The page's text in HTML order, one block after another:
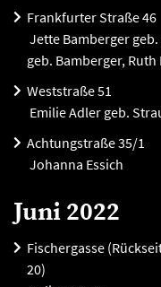
Frankfurter Straße 46
Jette Bamberger
geb. Bamberger,
Weststraße 51
Emilie Adler geb.
Achtungstraße 35/1
Johanna Essich
Juni 2022
Fischergasse
20)